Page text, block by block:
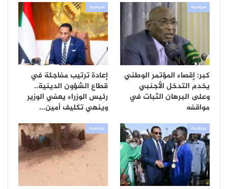
سياسية
كبر: إقصاء المؤتمر الوطني
يخدم التدخل الأجنبي
وعلى البرهان الثبات في
مواقفه
سياسية
إعادة ترتيب مفاجئة في
قطاع الشؤون الدينية..
رئيس الوزراء يعفي الوزير
وينهي تكليف أمين…
سياسية سياسية